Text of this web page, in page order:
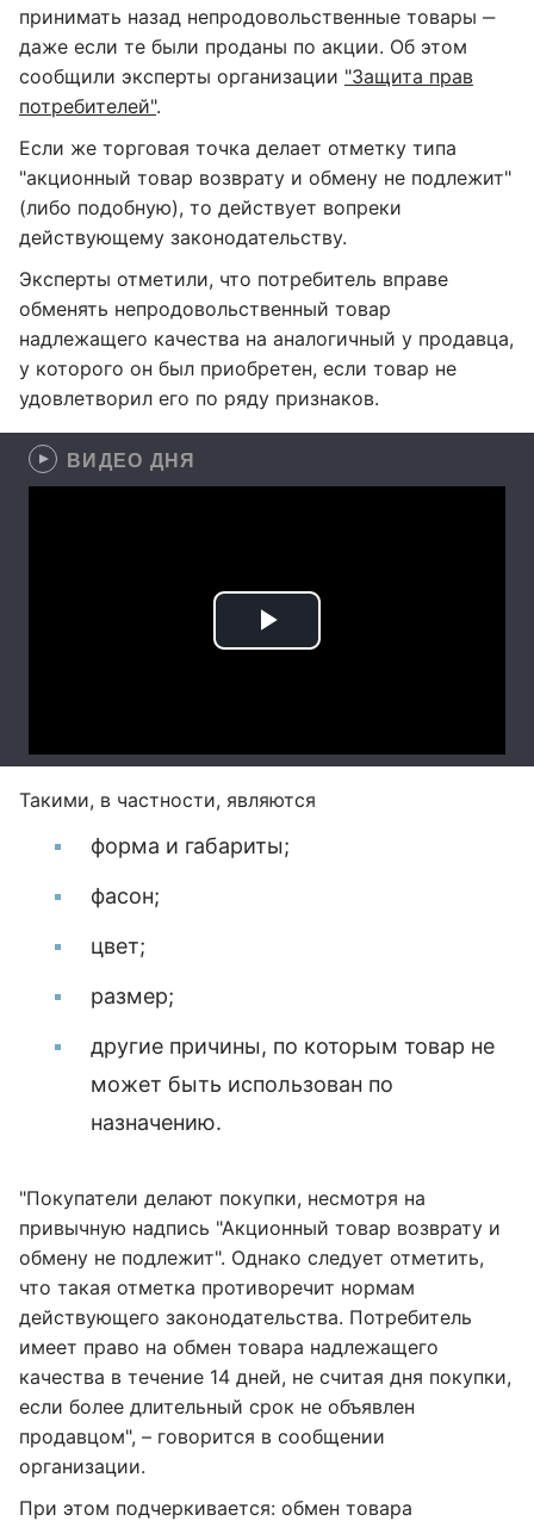
принимать назад непродовольственные товары ‒
даже если те были проданы по акции. Об этом
сообщили эксперты организации "Защита прав
потребителей".
Если же торговая точка делает отметку типа
"акционный товар возврату и обмену не подлежит"
(либо подобную), то действует вопреки
действующему законодательству.
Эксперты отметили, что потребитель вправе
обменять непродовольственный товар
надлежащего качества на аналогичный у продавца,
у которого он был приобретен, если товар не
удовлетворил его по ряду признаков.
ВИДЕО ДНЯ
Такими, в частности, являются
форма и габариты;
фасон;
цвет;
размер;
другие причины, по которым товар не
может быть использован по
назначению.
"Покупатели делают покупки, несмотря на
привычную надпись "Акционный товар возврату и
обмену не подлежит". Однако следует отметить,
что такая отметка противоречит нормам
действующего законодательства. Потребитель
имеет право на обмен товара надлежащего
качества в течение 14 дней, не считая дня покупки,
если более длительный срок не объявлен
продавцом", – говорится в сообщении
организации.
При этом подчеркивается: обмен товара